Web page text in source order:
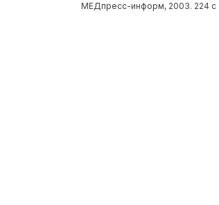
МЕДпресс-информ, 2003. 224 с